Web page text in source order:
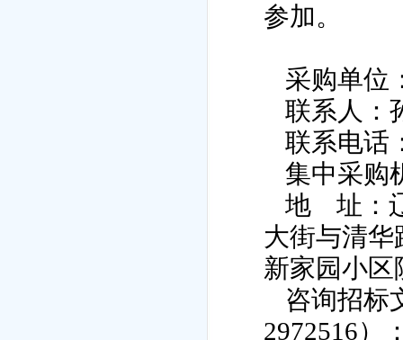
参加。
采购单位
联系人：
联系电话
集中采购
地
址：
大街与清
新家园小区
咨询招标
2972516）